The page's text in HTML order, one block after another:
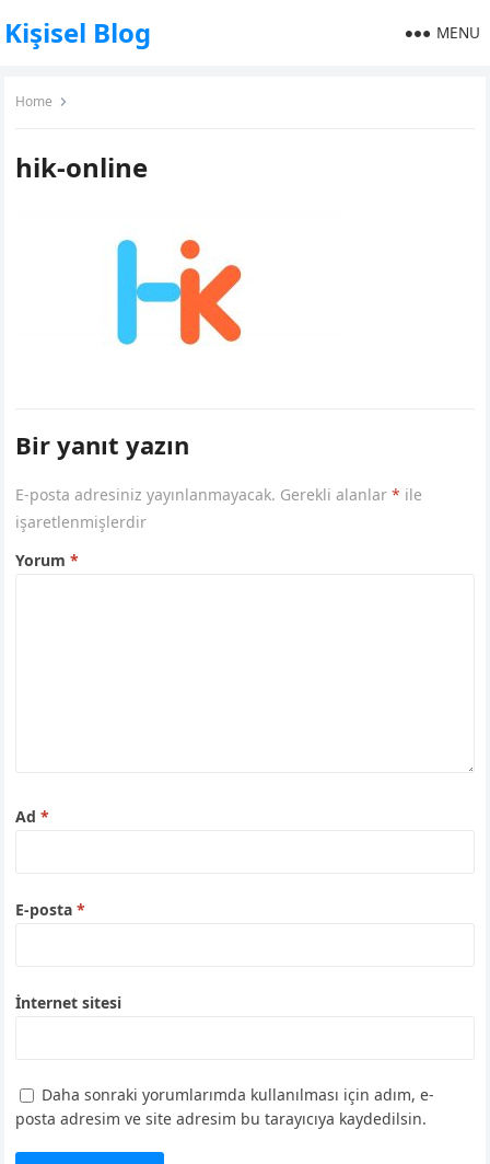
Kişisel Blog MENU
Home
hik-online
Bir yanıt yazın
E-posta adresiniz yayınlanmayacak. Gerekli alanlar* ile
işaretlenmişlerdir
Yorum*
Ad*
E-posta*
İnternet sitesi
Daha sonraki yorumlarımda kullanılması için adım, e-
posta adresim ve site adresim bu tarayıcıya kaydedilsin.